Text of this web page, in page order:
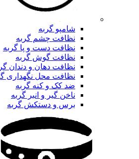
شامپو گربه
نظافت چشم گربه
نظافت دست و پا گربه
نظافت گوش گربه
نظافت دهان و دندان
نظافت محل نگهداری
ضد کک و کنه گربه
ناخن گیر و انبر گربه
برس و دستکش گربه